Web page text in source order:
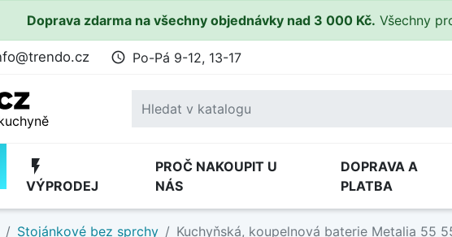
Doprava zdarma na všechny objednávky nad 3 000 Kč. Všechny
access_time Po-Pá 9-12, 13-17
flash_on
VÝPRODEJ
PROČ NAKOUPIT U
NÁS
DOPRAVA A
PLATBA
Stojánkové bez sprchy Kuchyňská, koupelnová baterie Metalia 55